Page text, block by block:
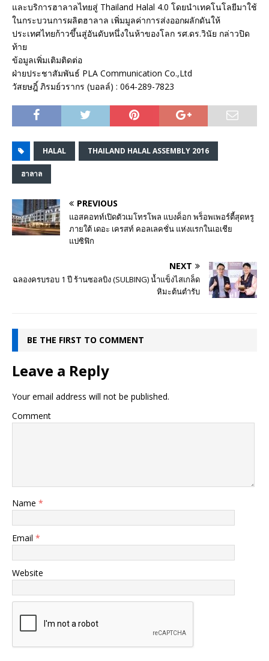
และบริการฮาลาลไทยสู่ Thailand Halal 4.0 โดยนำเทคโนโลยีมาใช้
ในกระบวนการผลิตฮาลาล เพิ่มมูลค่าการส่งออกผลักดันให้
ประเทศไทยก้าวขึ้นสู่อันดับหนึ่งในห้าของโลก รศ.ดร.วินัย กล่าวปิด
ท้าย
ข้อมูลเพิ่มเติมติดต่อ
ฝ่ายประชาสัมพันธ์ PLA Communication Co.,Ltd
วัสยษฎิ์ ภิรมย์วรากร (บอลล์) : 064-289-7823
HALAL THAILAND HALAL ASSEMBLY 2016
ฮาลาล
PREVIOUS
แอสคอทท์เปิดตัวเมโทรโพล แบงค็อก พร็อพเพอร์ตี้สุดหรู
ภายใต้ เดอะ เครสท์ คอลเลคชั่น แห่งแรกในเอเชีย
แปซิฟิก
NEXT
ฉลองครบรอบ 1 ปี ร้านซอลบิง (SULBING) น้ำแข็งไสเกล็ด
หิมะต้นตำรับ
BE THE FIRST TO COMMENT
Leave a Reply
Your email address will not be published.
Comment
Name *
Email *
Website